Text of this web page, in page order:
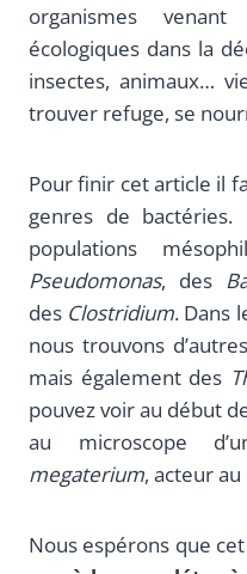
organismes
écologiques dans la
insectes, animaux…
trouver refuge, se
Pour finir cet article il
genres de
populations
Pseudomonas, des
des Clostridium. Dans
nous trouvons
mais également des
pouvez voir au début
au microscope
megaterium, acteur
Nous espérons que